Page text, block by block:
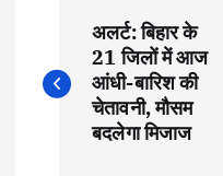
o
अलर्ट: बिहार के
21 जिलों में आज
आंधी-बारिश की
चेतावनी, मौसम
बदलेगा मिजाज